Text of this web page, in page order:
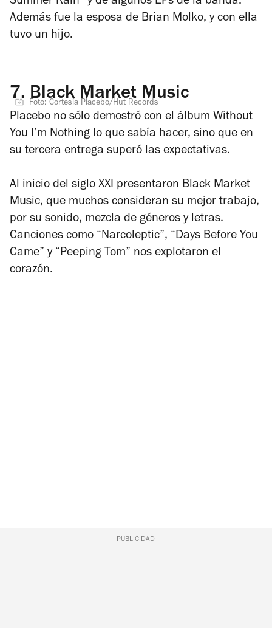
Además fue la esposa de Brian Molko, y con ella
tuvo un hijo.
7. Black Market Music
Foto: Cortesía Placebo/Hut Records
Placebo no sólo demostró con el álbum Without
You I’m Nothing lo que sabía hacer, sino que en
su tercera entrega superó las expectativas.
Al inicio del siglo XXI presentaron Black Market
Music, que muchos consideran su mejor trabajo,
por su sonido, mezcla de géneros y letras.
Canciones como “Narcoleptic”, “Days Before You
Came” y “Peeping Tom” nos explotaron el
corazón.
PUBLICIDAD